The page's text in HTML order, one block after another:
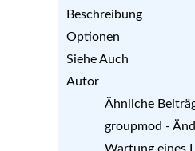
Beschreibung
Optionen
Siehe Auch
Autor
Ähnliche
groupmod -